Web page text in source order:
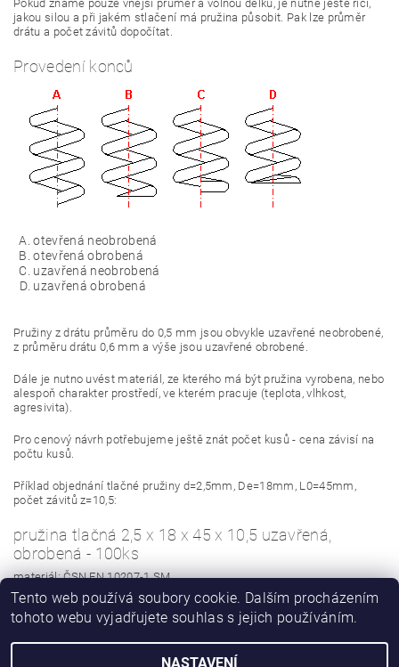
Pokud známe pouze vnější průměr a volnou délku, je nutné ještě říci,
jakou silou a při jakém stlačení má pružina působit. Pak lze průměr
drátu a počet závitů dopočítat.
Provedení konců
otevřená neobrobená
otevřená obrobená
uzavřená neobrobená
uzavřená obrobená
Pružiny z drátu průměru do 0,5 mm jsou obvykle uzavřené neobrobené,
z průměru drátu 0,6 mm a výše jsou uzavřené obrobené.
Dále je nutno uvést materiál, ze kterého má být pružina vyrobena, nebo
alespoň charakter prostředí, ve kterém pracuje (teplota, vlhkost,
agresivita).
Pro cenový návrh potřebujeme ještě znát počet kusů - cena závisí na
počtu kusů.
Příklad objednání tlačné pružiny d=2,5mm, De=18mm, L0=45mm,
počet závitů z=10,5:
pružina tlačná 2,5 x 18 x 45 x 10,5 uzavřená,
obrobená - 100ks
materiál: ČSN EN 10207-1 SM
Tento web používá soubory cookie. Dalším procházením
tohoto webu vyjadřujete souhlas s jejich používáním.
NASTAVENÍ